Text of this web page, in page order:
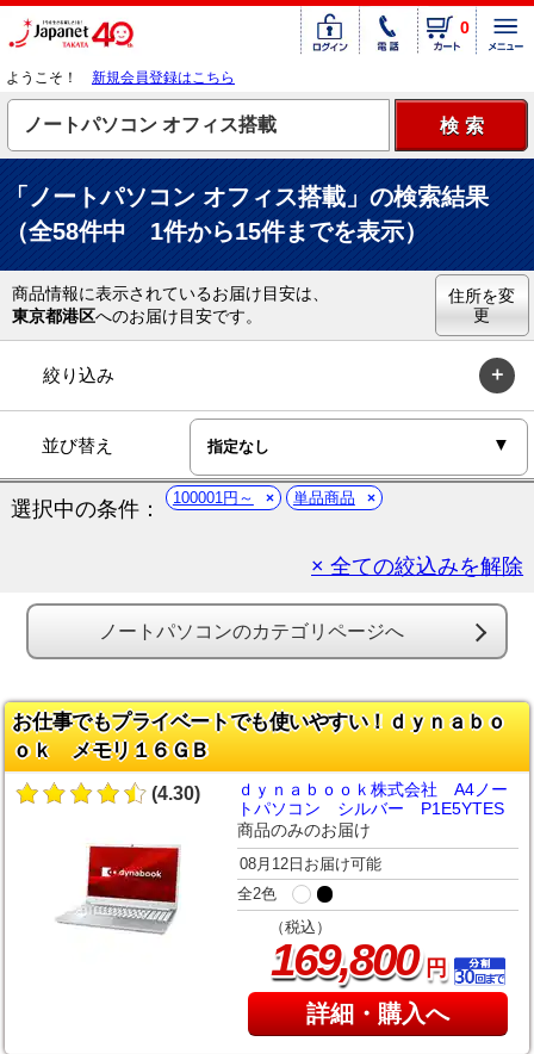
0
ようこそ！ 新規会員登録はこちら
「ノートパソコン オフィス搭載」の検索結果
（全58件中 1件から15件までを表示）
商品情報に表示されているお届け目安は、
東京都港区へのお届け目安です。
住所を変
更
絞り込み
並び替え
選択中の条件： 100001円～ 単品商品
× 全ての絞込みを解除
ノートパソコンのカテゴリページへ
お仕事でもプライベートでも使いやすい！ｄｙｎａｂｏ
ｏｋ メモリ１６ＧＢ
(4.30)
ｄｙｎａｂｏｏｋ株式会社 A4ノー
トパソコン シルバー P1E5YTES
商品のみのお届け
08月12日お届け可能
全2色
（税込）
169,800円
詳細・購入へ